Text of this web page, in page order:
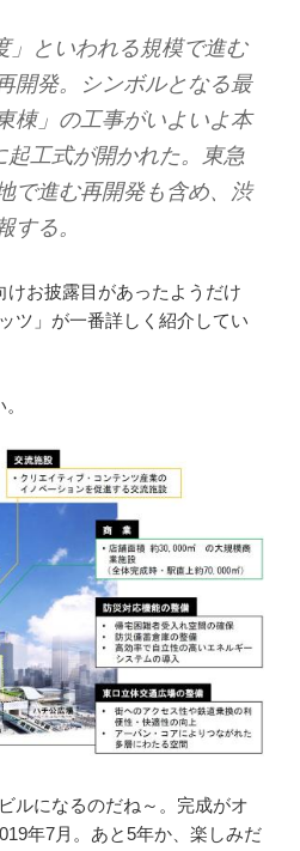
」といわれる規模で進む
開発。シンボルとなる最
棟」の工事がいよいよ本
工式が開かれた。東急
で進む再開発も含め、渋
する。
けお披露目があったようだけ
ツ」が一番詳しく紹介してい
ルになるのだね～。完成がオ
年7月。あと5年か、楽しみだ